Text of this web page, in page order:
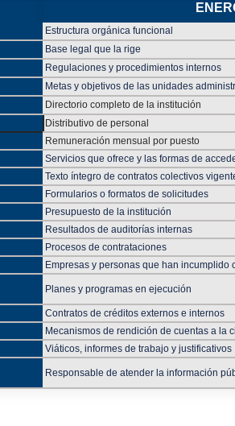
Estructura orgánica funcional
Base legal que la rige
Regulaciones y procedimientos internos
Metas y objetivos de las unidades
Directorio completo de la institución
Distributivo de personal
Remuneración mensual por puesto
Servicios que ofrece y las formas de
Texto íntegro de contratos colectivos
Formularios o formatos de solicitudes
Presupuesto de la institución
Resultados de auditorías internas
Procesos de contrataciones
Empresas y personas que han incumplido
Planes y programas en ejecución
Contratos de créditos externos e internos
Mecanismos de rendición de cuentas a la
Viáticos, informes de trabajo y justificativos
Responsable de atender la información